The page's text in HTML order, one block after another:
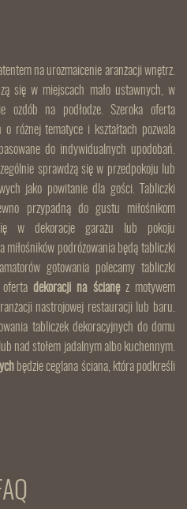
na urozmaicenie aranżacji wnętrz.
się w miejscach mało ustawnych, w
ozdób na podłodze. Szeroka oferta
o różnej tematyce i kształtach pozwala
do indywidualnych upodobań.
sprawdzą się w przedpokoju lub
jako powitanie dla gości. Tabliczki
przypadną do gustu miłośnikom
w dekoracje garażu lub pokoju
miłośników podróżowania będą tabliczki
gotowania polecamy tabliczki
ofertadekoracji na ścianęz motywem
nastrojowej restauracji lub baru.
tabliczek dekoracyjnych do domu
nad stołem jadalnym albo kuchennym.
będzie ceglana ściana, która podkreśli